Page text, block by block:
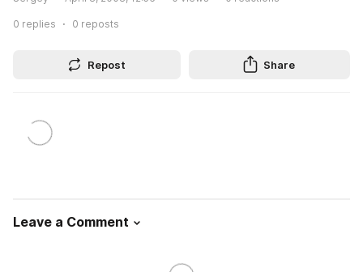
0 replies 0 reposts
Repost Share
Leave a Comment